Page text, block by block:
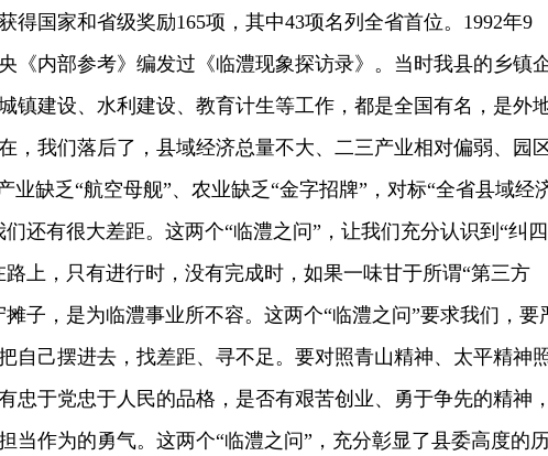
得国家和省级奖励165项，其中43项名列全省首位。1992年9
《内部参考》编发过《临澧现象探访录》。当时我县的乡镇
镇建设、水利建设、教育计生等工作，都是全国有名，是外
，我们落后了，县域经济总量不大、二三产业相对偏弱、园区
业缺乏“航空母舰”、农业缺乏“金字招牌”，对标“全省县域经
还有很大差距。这两个“临澧之问”，让我们充分认识到“纠四
路上，只有进行时，没有完成时，如果一味甘于所谓“第三方
子，是为临澧事业所不容。这两个“临澧之问”要求我们，要
自己摆进去，找差距、寻不足。要对照青山精神、太平精神
忠于党忠于人民的品格，是否有艰苦创业、勇于争先的精神，
当作为的勇气。这两个“临澧之问”，充分彰显了县委高度的